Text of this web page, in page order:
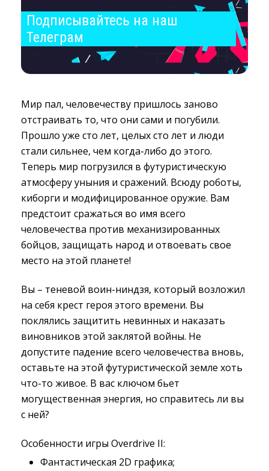
Подписывайтесь на наш
Телеграм
Мир пал, человечеству пришлось заново
отстраивать то, что они сами и погубили.
Прошло уже сто лет, целых сто лет и люди
стали сильнее, чем когда-либо до этого.
Теперь мир погрузился в футуристическую
атмосферу уныния и сражений. Всюду роботы,
киборги и модифицированное оружие. Вам
предстоит сражаться во имя всего
человечества против механизированных
бойцов, защищать народ и отвоевать свое
место на этой планете!
Вы – теневой воин-ниндзя, который возложил
на себя крест героя этого времени. Вы
поклялись защитить невинных и наказать
виновников этой заклятой войны. Не
допустите падение всего человечества вновь,
оставьте на этой футуристической земле хоть
что-то живое. В вас ключом бьет
могущественная энергия, но справитесь ли вы
с ней?
Особенности игры Overdrive II:
Фантастическая 2D графика;